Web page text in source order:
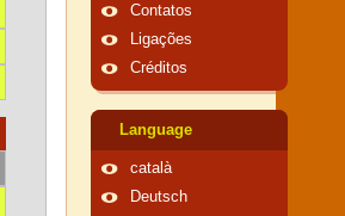
Contatos
Ligações
Créditos
Language
català
Deutsch